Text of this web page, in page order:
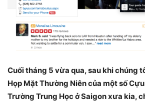
Cuối tháng 5 vừa qua, sau khi chúng
Họp Mặt Thường Niên của một số
Trường Trung Học ở Saigon xưa kia,